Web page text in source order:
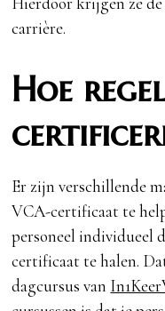
carrière.
Hoe
Er zijn verschillende
VCA-certificaat te
personeel individueel
certificaat te halen.
dagcursus van